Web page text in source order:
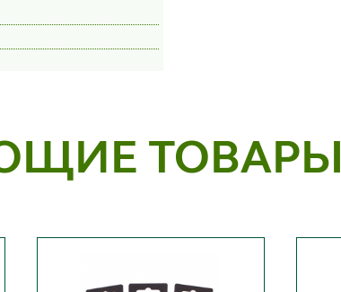
ТОВАРЫ